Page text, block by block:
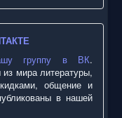
группу в ВК.
мира литературы,
общение и
в нашей